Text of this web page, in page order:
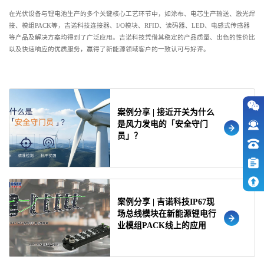
在光伏设备与锂电池生产的多个关键核心工艺环节中，如涂布、电芯生产输送、激光焊
接、模组PACK等，吉诺科技连接器、I/O模块、RFID、读码器、LED、电感式传感器
等产品及解决方案均得到了广泛应用。吉诺科技凭借其稳定的产品质量、出色的性价比
以及快速响应的优质服务，赢得了新能源领域客户的一致认可与好评。
案例分享 | 接近开关为什么
是风力发电的「安全守门
员」？
案例分享 | 吉诺科技IP67现
场总线模块在新能源锂电行
业模组PACK线上的应用